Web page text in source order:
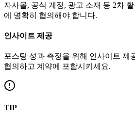
자사몰, 공식 계정, 광고 소재 등 2차
에 명확히 협의해야 합니다.
인사이트 제공
포스팅 성과 측정을 위해 인사이트 제
협의하고 계약에 포함시키세요.
TIP